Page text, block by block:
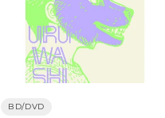
BD/DVD
販